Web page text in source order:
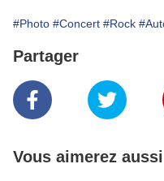
#Photo #Concert #Rock
Partager
Vous aimerez aussi